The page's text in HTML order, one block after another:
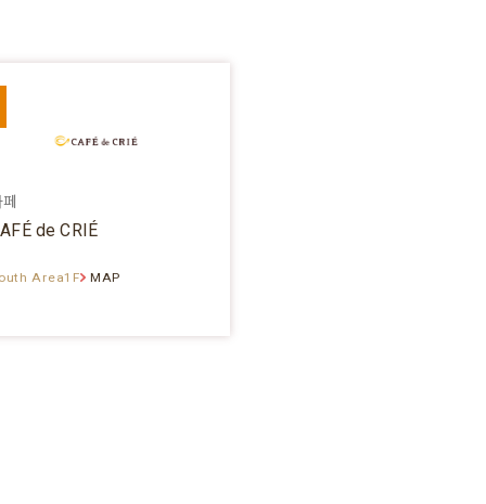
de CRIÉ
Area1F MAP